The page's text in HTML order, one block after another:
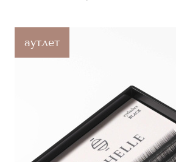
аутлет